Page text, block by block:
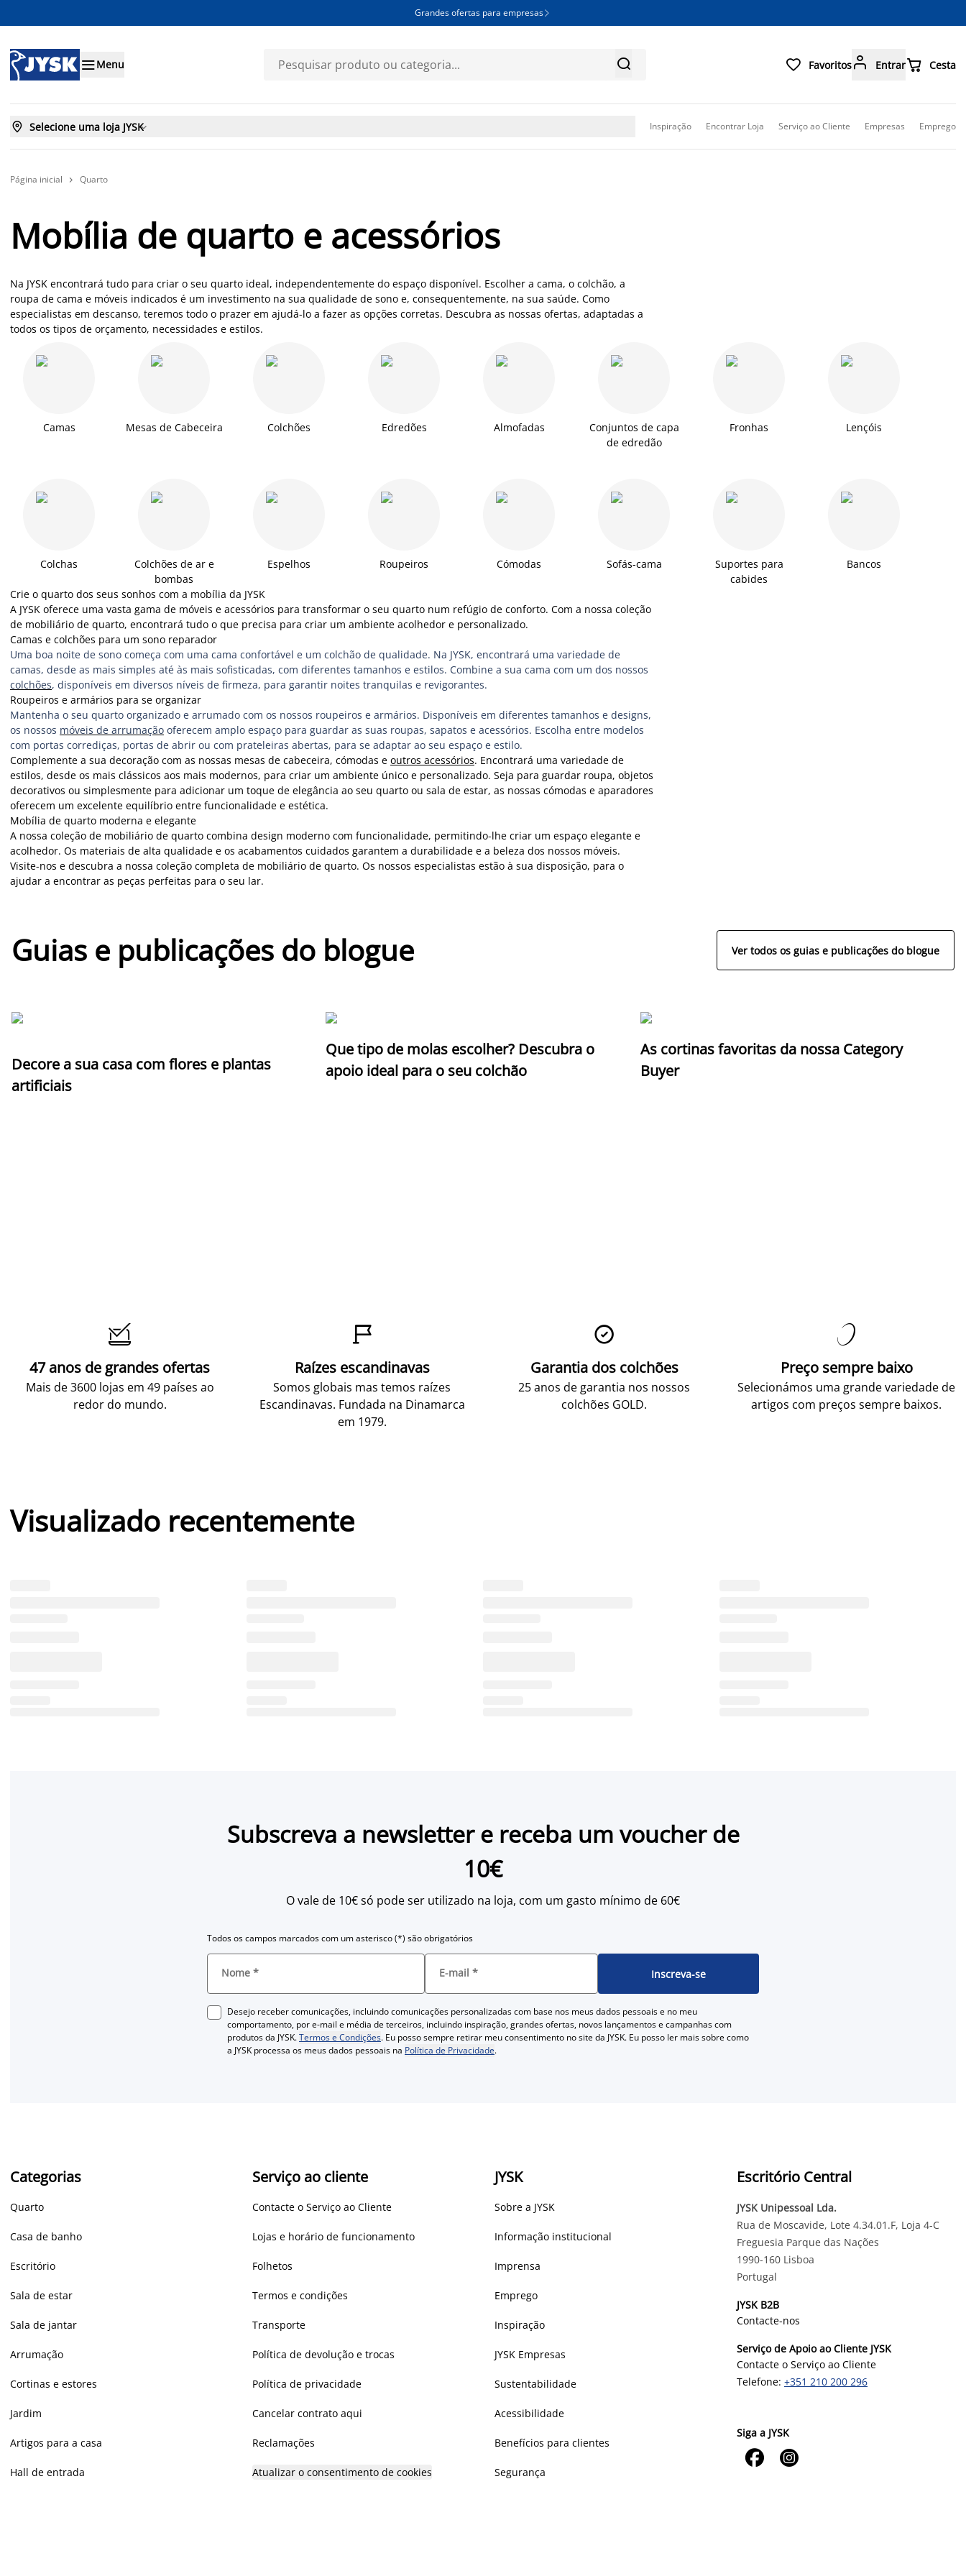
Grandes ofertas para empresas 
Menu   Favoritos Entrar Cesta
 Selecione uma loja JYSK Inspiração Encontrar Loja Serviço ao Cliente Empresas Emprego
Página inicial  Quarto
Mobília de quarto e acessórios
Na JYSK encontrará tudo para criar o seu quarto ideal, independentemente do espaço disponível. Escolher a cama, o colchão, a
roupa de cama e móveis indicados é um investimento na sua qualidade de sono e, consequentemente, na sua saúde. Como
especialistas em descanso, teremos todo o prazer em ajudá-lo a fazer as opções corretas. Descubra as nossas ofertas, adaptadas a
todos os tipos de orçamento, necessidades e estilos.
Camas Mesas de Cabeceira Colchões Edredões Almofadas
Conjuntos de capa
de edredão
Fronhas Lençóis
Colchas
Colchões de ar e
bombas
Espelhos Roupeiros Cómodas Sofás-cama
Suportes para
cabides
Bancos
Crie o quarto dos seus sonhos com a mobília da JYSK
A JYSK oferece uma vasta gama de móveis e acessórios para transformar o seu quarto num refúgio de conforto. Com a nossa coleção
de mobiliário de quarto, encontrará tudo o que precisa para criar um ambiente acolhedor e personalizado.
Camas e colchões para um sono reparador
Uma boa noite de sono começa com uma cama confortável e um colchão de qualidade. Na JYSK, encontrará uma variedade de
camas, desde as mais simples até às mais sofisticadas, com diferentes tamanhos e estilos. Combine a sua cama com um dos nossos
colchões, disponíveis em diversos níveis de firmeza, para garantir noites tranquilas e revigorantes.
Roupeiros e armários para se organizar
Mantenha o seu quarto organizado e arrumado com os nossos roupeiros e armários. Disponíveis em diferentes tamanhos e designs,
os nossos móveis de arrumação oferecem amplo espaço para guardar as suas roupas, sapatos e acessórios. Escolha entre modelos
com portas corrediças, portas de abrir ou com prateleiras abertas, para se adaptar ao seu espaço e estilo.
Complemente a sua decoração com as nossas mesas de cabeceira, cómodas e outros acessórios. Encontrará uma variedade de
estilos, desde os mais clássicos aos mais modernos, para criar um ambiente único e personalizado. Seja para guardar roupa, objetos
decorativos ou simplesmente para adicionar um toque de elegância ao seu quarto ou sala de estar, as nossas cómodas e aparadores
oferecem um excelente equilíbrio entre funcionalidade e estética.
Mobília de quarto moderna e elegante
A nossa coleção de mobiliário de quarto combina design moderno com funcionalidade, permitindo-lhe criar um espaço elegante e
acolhedor. Os materiais de alta qualidade e os acabamentos cuidados garantem a durabilidade e a beleza dos nossos móveis.
Visite-nos e descubra a nossa coleção completa de mobiliário de quarto. Os nossos especialistas estão à sua disposição, para o
ajudar a encontrar as peças perfeitas para o seu lar.
Guias e publicações do blogue Ver todos os guias e publicações do blogue
Decore a sua casa com flores e plantas
artificiais
Que tipo de molas escolher? Descubra o
apoio ideal para o seu colchão
As cortinas favoritas da nossa Category
Buyer

47 anos de grandes ofertas
Mais de 3600 lojas em 49 países ao
redor do mundo.

Raízes escandinavas
Somos globais mas temos raízes
Escandinavas. Fundada na Dinamarca
em 1979.

Garantia dos colchões
25 anos de garantia nos nossos
colchões GOLD.

Preço sempre baixo
Selecionámos uma grande variedade de
artigos com preços sempre baixos.
Visualizado recentemente
Subscreva a newsletter e receba um voucher de
10€
O vale de 10€ só pode ser utilizado na loja, com um gasto mínimo de 60€
Todos os campos marcados com um asterisco (*) são obrigatórios
Nome * E-mail * Inscreva-se
Desejo receber comunicações, incluindo comunicações personalizadas com base nos meus dados pessoais e no meu
comportamento, por e-mail e média de terceiros, incluindo inspiração, grandes ofertas, novos lançamentos e campanhas com
produtos da JYSK.Termos e Condições. Eu posso sempre retirar meu consentimento no site da JYSK. Eu posso ler mais sobre como
a JYSK processa os meus dados pessoais na Política de Privacidade.
Categorias
Quarto
Casa de banho
Escritório
Sala de estar
Sala de jantar
Arrumação
Cortinas e estores
Jardim
Artigos para a casa
Hall de entrada
Serviço ao cliente
Contacte o Serviço ao Cliente
Lojas e horário de funcionamento
Folhetos
Termos e condições
Transporte
Política de devolução e trocas
Política de privacidade
Cancelar contrato aqui
Reclamações
Atualizar o consentimento de cookies
JYSK
Sobre a JYSK
Informação institucional
Imprensa
Emprego
Inspiração
JYSK Empresas
Sustentabilidade
Acessibilidade
Benefícios para clientes
Segurança
Escritório Central
JYSK Unipessoal Lda.
Rua de Moscavide, Lote 4.34.01.F, Loja 4-C
Freguesia Parque das Nações
1990-160 Lisboa
Portugal
JYSK B2B
Contacte-nos
Serviço de Apoio ao Cliente JYSK
Contacte o Serviço ao Cliente
Telefone: +351 210 200 296
Siga a JYSK
 